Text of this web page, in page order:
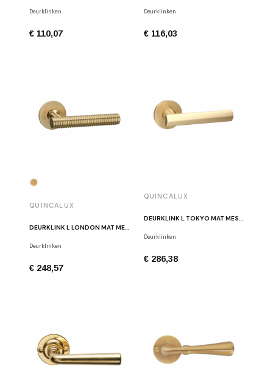
Deurklinken
€ 110,07
Deurklinken
€ 116,03
QUINCALUX
Deurklinken
€ 248,57
QUINCALUX
Deurklinken
€ 286,38